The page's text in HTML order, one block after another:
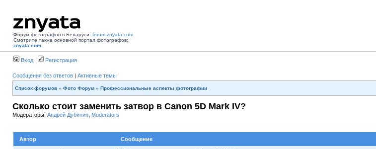
Форум фотографов в Беларуси: forum.znyata.com
Смотрите также основной портал фотографов:
znyata.com
Вход Регистрация
Сообщения без ответов | Активные темы
Список форумов » Фото Форум » Профессиональные аспекты фотографии
Сколько стоит заменить затвор в Canon 5D Mark IV?
Модераторы: Андрей Дубинин Moderators
Автор
Сообщение